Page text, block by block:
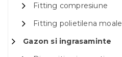
Fitting compresiune
Fitting polietilena moale
Gazon si ingrasaminte